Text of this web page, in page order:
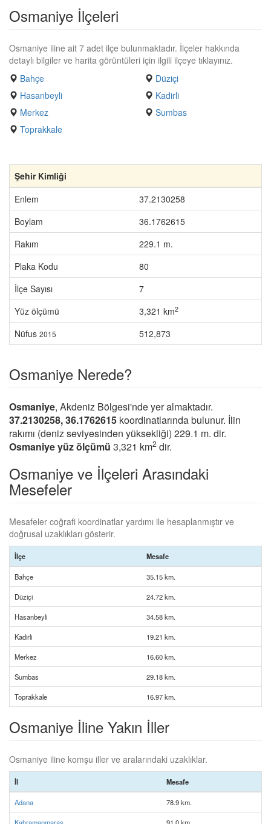
Osmaniye İlçeleri
Osmaniye iline ait 7 adet ilçe bulunmaktadır. İlçeler hakkında
detaylı bilgiler ve harita görüntüleri için ilgili ilçeye tıklayınız.
Bahçe
Düziçi
Hasanbeyli
Kadirli
Merkez
Sumbas
Toprakkale
Şehir Kimliği
Enlem
37.2130258
Boylam
36.1762615
Rakım
229.1 m.
Plaka Kodu
80
İlçe Sayısı
7
Yüz ölçümü
3,321 km2
Nüfus 2015 512,873
Osmaniye Nerede?
Osmaniye, Akdeniz Bölgesi'nde yer almaktadır.
37.2130258, 36.1762615 koordinatlarında bulunur. İlin
rakımı (deniz seviyesinden yüksekliği) 229.1 m. dir.
Osmaniye yüz ölçümü 3,321 km2 dir.
Osmaniye ve İlçeleri Arasındaki
Mesefeler
Mesafeler coğrafi koordinatlar yardımı ile hesaplanmıştır ve
doğrusal uzaklıkları gösterir.
İlçe Mesafe
Bahçe 35.15 km.
Düziçi 24.72 km.
Hasanbeyli 34.58 km.
Kadirli 19.21 km.
Merkez 16.60 km.
Sumbas 29.18 km.
Toprakkale 16.97 km.
Osmaniye İline Yakın İller
Osmaniye iline komşu iller ve aralarındaki uzaklıklar.
İl Mesafe
Adana 78.9 km.